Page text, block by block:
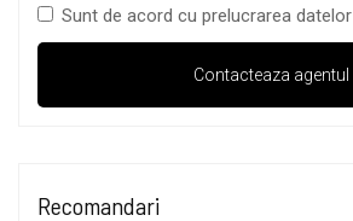
Sunt de acord cu prelucrarea datelor
Recomandari